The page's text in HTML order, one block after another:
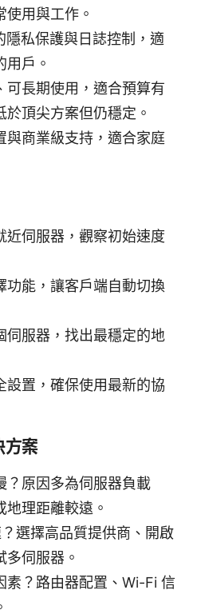
用與工作。
隱私保護與日誌控制，適
用戶。
可長期使用，適合預算有
於頂尖方案但仍穩定。
與商業級支持，適合家庭
近伺服器，觀察初始速度
功能，讓客戶端自動切換
伺服器，找出最穩定的地
設置，確保使用最新的協
方案
？原因多為伺服器負載
理距離較遠。
選擇高品質提供商、開啟
多伺服器。
素？路由器配置、Wi-Fi 信